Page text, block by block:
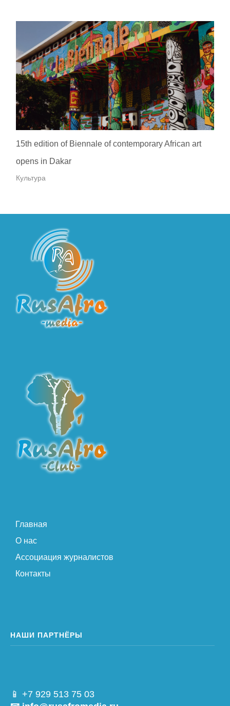
15th edition of Biennale of contemporary African art
opens in Dakar
Культура
Главная
О нас
Ассоциация журналистов
Контакты
НАШИ ПАРТНЁРЫ
📱 +7 929 513 75 03